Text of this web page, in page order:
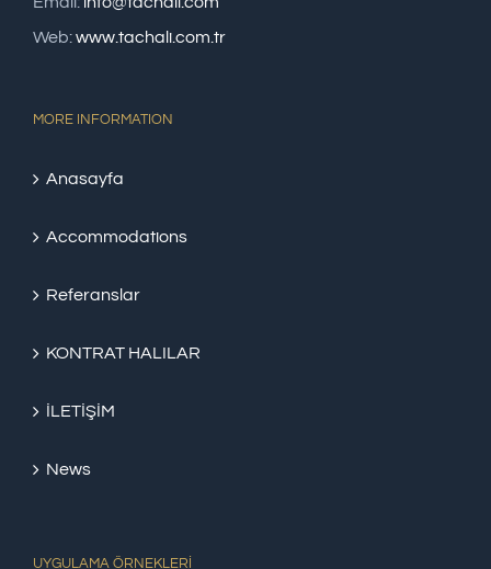
Web:www.tachali.com.tr
MORE INFORMATION
Anasayfa
Accommodations
Referanslar
KONTRAT HALILAR
İLETİŞİM
News
UYGULAMA ÖRNEKLERİ